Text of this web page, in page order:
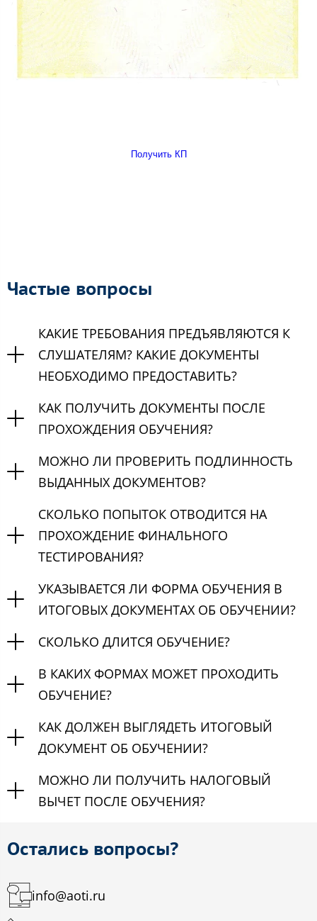
Получить КП
Частые вопросы
КАКИЕ ТРЕБОВАНИЯ ПРЕДЪЯВЛЯЮТСЯ К
СЛУШАТЕЛЯМ? КАКИЕ ДОКУМЕНТЫ
НЕОБХОДИМО ПРЕДОСТАВИТЬ?
КАК ПОЛУЧИТЬ ДОКУМЕНТЫ ПОСЛЕ
ПРОХОЖДЕНИЯ ОБУЧЕНИЯ?
МОЖНО ЛИ ПРОВЕРИТЬ ПОДЛИННОСТЬ
ВЫДАННЫХ ДОКУМЕНТОВ?
СКОЛЬКО ПОПЫТОК ОТВОДИТСЯ НА
ПРОХОЖДЕНИЕ ФИНАЛЬНОГО
ТЕСТИРОВАНИЯ?
УКАЗЫВАЕТСЯ ЛИ ФОРМА ОБУЧЕНИЯ В
ИТОГОВЫХ ДОКУМЕНТАХ ОБ ОБУЧЕНИИ?
СКОЛЬКО ДЛИТСЯ ОБУЧЕНИЕ?
В КАКИХ ФОРМАХ МОЖЕТ ПРОХОДИТЬ
ОБУЧЕНИЕ?
КАК ДОЛЖЕН ВЫГЛЯДЕТЬ ИТОГОВЫЙ
ДОКУМЕНТ ОБ ОБУЧЕНИИ?
МОЖНО ЛИ ПОЛУЧИТЬ НАЛОГОВЫЙ
ВЫЧЕТ ПОСЛЕ ОБУЧЕНИЯ?
Остались вопросы?
info@aoti.ru